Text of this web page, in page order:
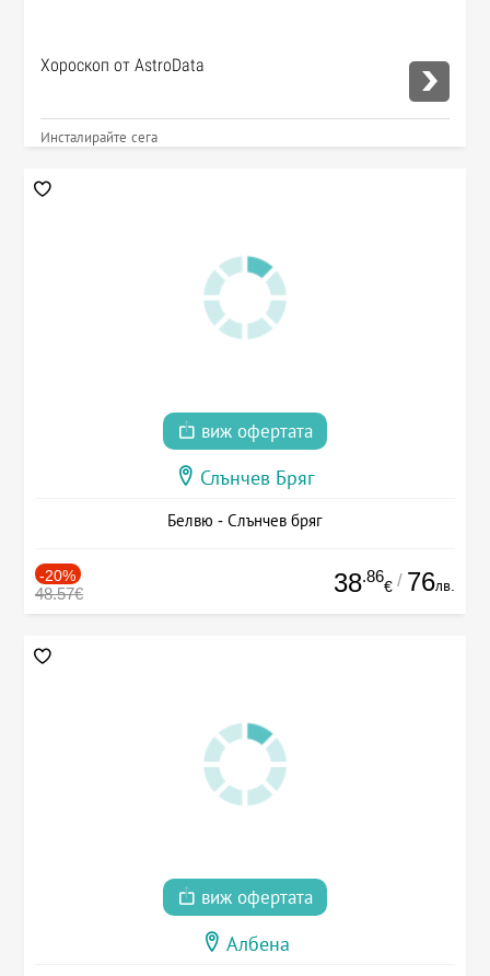
Хороскоп от AstroData
Инсталирайте сега
виж офертата
Слънчев Бряг
Белвю - Слънчев бряг
-20%
48.57€ 38.86
€ / 76лв.
виж офертата
Албена